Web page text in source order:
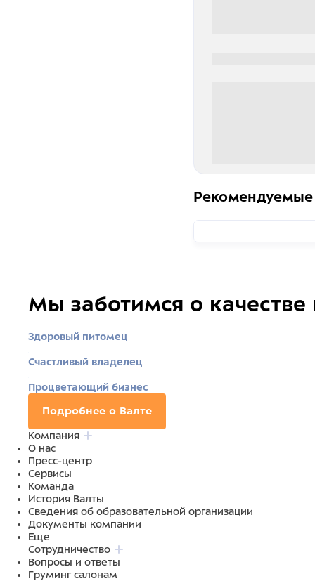
Мы заботимся о качестве
Здоровый питомец
Счастливый владелец
Процветающий бизнес
Подробнее о Валте
Компания
О нас
Пресс-центр
Сервисы
Команда
История Валты
Сведения об образовательной организации
Документы компании
Еще
Сотрудничество
Вопросы и ответы
Груминг салонам